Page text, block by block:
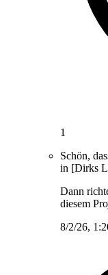
1
Schön,
in [Dirks
Dann
diesem
8/2/26,